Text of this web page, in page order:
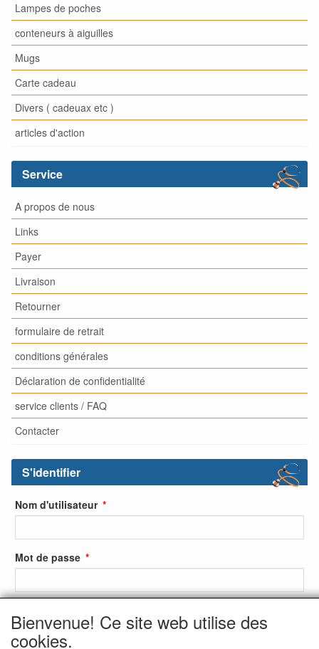
Lampes de poches
conteneurs à aiguilles
Mugs
Carte cadeau
Divers ( cadeuax etc )
articles d'action
Service
A propos de nous
Links
Payer
Livraison
Retourner
formulaire de retrait
conditions générales
Déclaration de confidentialité
service clients / FAQ
Contacter
S'identifier
Nom d'utilisateur
Mot de passe
S'identifier
S'inscrire
Bienvenue! Ce site web utilise des
cookies.